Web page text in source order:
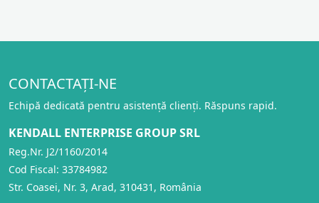
CONTACTAȚI-NE
Echipă dedicată pentru asistență clienți. Răspuns rapid.
KENDALL ENTERPRISE GROUP SRL
Reg.Nr. J2/1160/2014
Cod Fiscal: 33784982
Str. Coasei, Nr. 3, Arad, 310431, România